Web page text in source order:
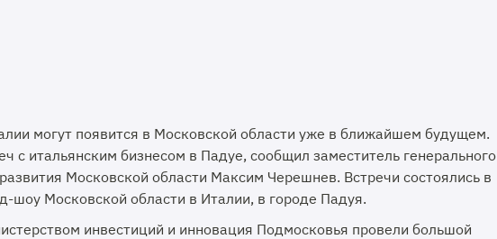
могут появится в Московской области уже в ближайшем будущем.
с итальянским бизнесом в Падуе, сообщил заместитель генерального
Московской области Максим Черешнев. Встречи состоялись в
шоу Московской области в Италии, в городе Падуя.
инвестиций и инновация Подмосковья провели большой